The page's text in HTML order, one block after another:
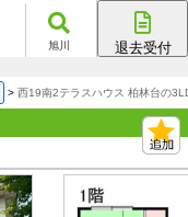
旭川 退去受付
西19南2テラスハウス 柏林台の